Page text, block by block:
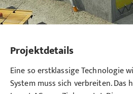
Projektdetails
Eine so erstklassige Technologie
System muss sich verbreiten. Das